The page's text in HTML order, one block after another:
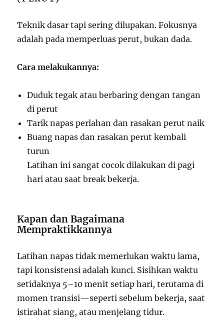
Teknik dasar tapi sering dilupakan. Fokusnya
adalah pada memperluas perut, bukan dada.
Cara melakukannya:
Duduk tegak atau berbaring dengan tangan
di perut
Tarik napas perlahan dan rasakan perut naik
Buang napas dan rasakan perut kembali
turun
Latihan ini sangat cocok dilakukan di pagi
hari atau saat break bekerja.
Kapan dan Bagaimana
Mempraktikkannya
Latihan napas tidak memerlukan waktu lama,
tapi konsistensi adalah kunci. Sisihkan waktu
setidaknya 5–10 menit setiap hari, terutama di
momen transisi—seperti sebelum bekerja, saat
istirahat siang, atau menjelang tidur.